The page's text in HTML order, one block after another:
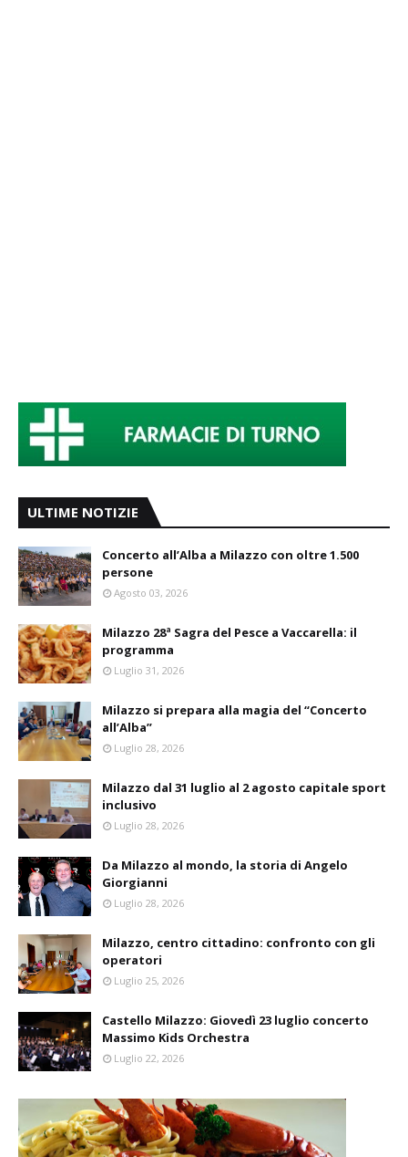
ULTIME NOTIZIE
Concerto all’Alba a Milazzo con oltre 1.500
persone
Agosto 03, 2026
Milazzo 28ª Sagra del Pesce a Vaccarella: il
programma
Luglio 31, 2026
Milazzo si prepara alla magia del “Concerto
all’Alba”
Luglio 28, 2026
Milazzo dal 31 luglio al 2 agosto capitale sport
inclusivo
Luglio 28, 2026
Da Milazzo al mondo, la storia di Angelo
Giorgianni
Luglio 28, 2026
Milazzo, centro cittadino: confronto con gli
operatori
Luglio 25, 2026
Castello Milazzo: Giovedì 23 luglio concerto
Massimo Kids Orchestra
Luglio 22, 2026